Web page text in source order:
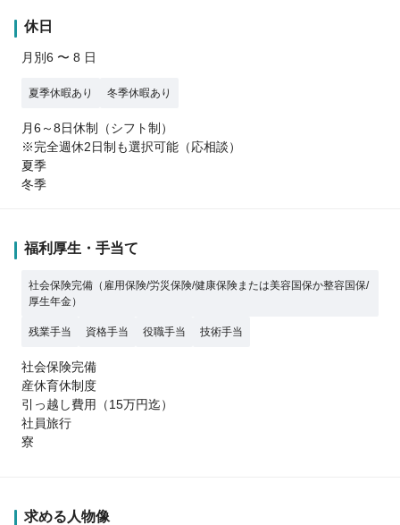
休日
月別6 〜 8 日
夏季休暇あり 冬季休暇あり
月6～8日休制（シフト制）
※完全週休2日制も選択可能（応相談）
夏季
冬季
福利厚生・手当て
社会保険完備（雇用保険/労災保険/健康保険または美容国保か整容国保/
厚生年金）
残業手当 資格手当 役職手当 技術手当
社会保険完備
産休育休制度
引っ越し費用（15万円迄）
社員旅行
寮
求める人物像